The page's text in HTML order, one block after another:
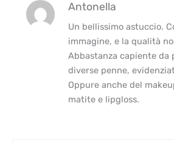
Antonella
Un bellissimo astuccio.
immagine, e la qualità
Abbastanza capiente da
diverse penne,
Oppure anche del
matite e lipgloss.